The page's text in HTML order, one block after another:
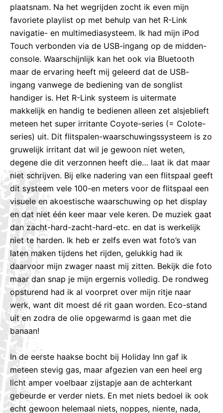
plaatsnam. Na het wegrijden zocht ik even mijn
favoriete playlist op met behulp van het R-Link
navigatie- en multimediasysteem. Ik had mijn iPod
Touch verbonden via de USB-ingang op de midden-
console. Waarschijnlijk kan het ook via Bluetooth
maar de ervaring heeft mij geleerd dat de USB-
ingang vanwege de bediening van de songlist
handiger is. Het R-Link systeem is uitermate
makkelijk en handig te bedienen alleen zet alsjeblieft
meteen het super irritante Coyote-series (= Colote-
series) uit. Dit flitspalen-waarschuwingssysteem is zo
gruwelijk irritant dat wil je gewoon niet weten,
degene die dit verzonnen heeft die… laat ik dat maar
niet schrijven. Bij elke nadering van een flitspaal geeft
dit systeem vele 100-en meters voor de flitspaal een
visuele en akoestische waarschuwing op het display
en dat niet één keer maar vele keren. De muziek gaat
dan zacht-hard-zacht-hard-etc. en dat is werkelijk
niet te harden. Ik heb er zelfs even wat foto’s van
laten maken tijdens het rijden, gelukkig had ik
daarvoor mijn zwager naast mij zitten. Bekijk die foto
maar dan snap je mijn ergernis volledig. De rondweg
opsturend had ik al voorpret over mijn ritje naar
werk, want dit moest dé rit gaan worden. Eco-stand
uit en zodra de olie opgewarmd is gaan met die
banaan!
In de eerste haakse bocht bij Holiday Inn gaf ik
meteen stevig gas, maar afgezien van een heel erg
licht amper voelbaar zijstapje aan de achterkant
gebeurde er verder niets. En met niets bedoel ik ook
echt gewoon helemaal niets, noppes, niente, nada,